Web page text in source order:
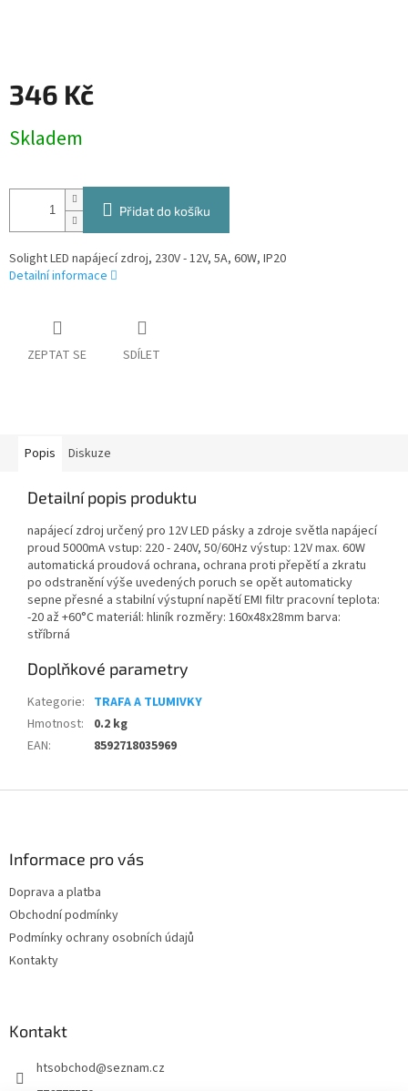
346 Kč
cena:
Skladem
Přidat do košíku
Solight LED napájecí zdroj, 230V - 12V, 5A, 60W, IP20
Detailní informace
ZEPTAT SE SDÍLET
Popis Diskuze
Detailní popis produktu
napájecí zdroj určený pro 12V LED pásky a zdroje světla napájecí
proud 5000mA vstup: 220 - 240V, 50/60Hz výstup: 12V max. 60W
automatická proudová ochrana, ochrana proti přepětí a zkratu
po odstranění výše uvedených poruch se opět automaticky
sepne přesné a stabilní výstupní napětí EMI filtr pracovní teplota:
-20 až +60°C materiál: hliník rozměry: 160x48x28mm barva:
stříbrná
Doplňkové parametry
Kategorie: TRAFA A TLUMIVKY
Hmotnost:
0.2 kg
EAN: 8592718035969
Informace pro vás
Doprava a platba
Obchodní podmínky
Podmínky ochrany osobních údajů
Kontakty
Kontakt
htsobchod@seznam.cz